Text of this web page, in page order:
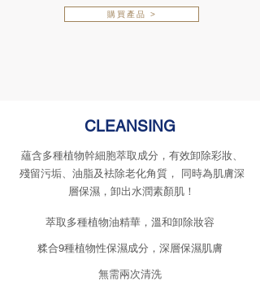
購買產品 >
CLEANSING
蘊含多種植物幹細胞萃取成分，有效卸除彩妝、
殘留污垢、油脂及袪除老化角質， 同時為肌膚深
層保濕，卸出水潤素顏肌！
萃取多種植物油精華，溫和卸除妝容
糅合9種植物性保濕成分，深層保濕肌膚
無需兩次清洗